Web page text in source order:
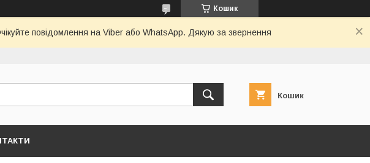
Кошик
повідомлення на Viber або WhatsApp. Дякую за звернення
Кошик